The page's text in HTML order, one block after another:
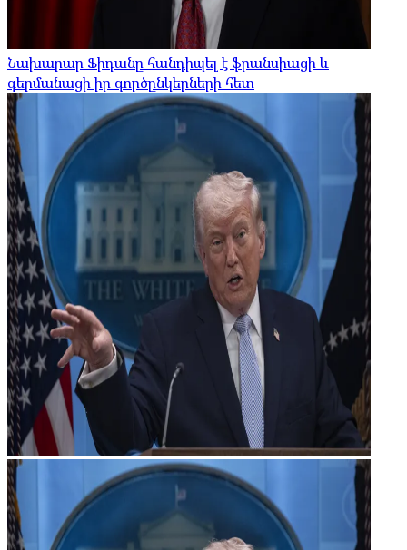
Նախարար Ֆիդանը հանդիպել է ֆրանսիացի և
գերմանացի իր գործընկերների հետ